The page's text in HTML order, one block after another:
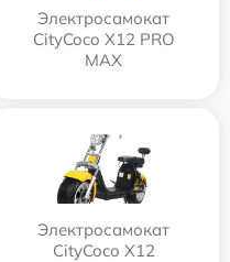
Электросамокат
CityCoco X12 PRO
MAX
Электросамокат
CityCoco X12